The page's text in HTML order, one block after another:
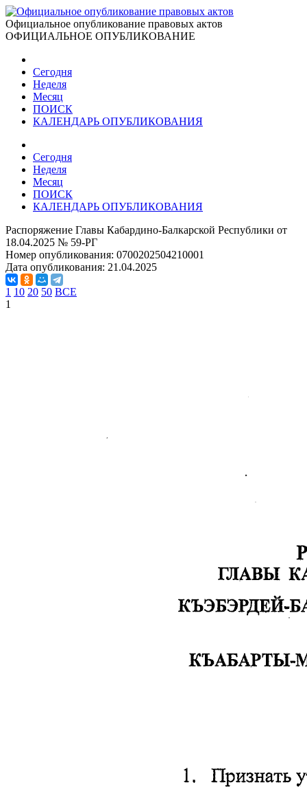
Официальное опубликование правовых актов
ОФИЦИАЛЬНОЕ ОПУБЛИКОВАНИЕ
Сегодня
Неделя
Месяц
ПОИСК
КАЛЕНДАРЬ ОПУБЛИКОВАНИЯ
Сегодня
Неделя
Месяц
ПОИСК
КАЛЕНДАРЬ ОПУБЛИКОВАНИЯ
Распоряжение Главы Кабардино-Балкарской Республики от
18.04.2025 № 59-РГ
Номер опубликования: 0700202504210001
Дата опубликования: 21.04.2025
1 10 20 50 ВСЕ
1